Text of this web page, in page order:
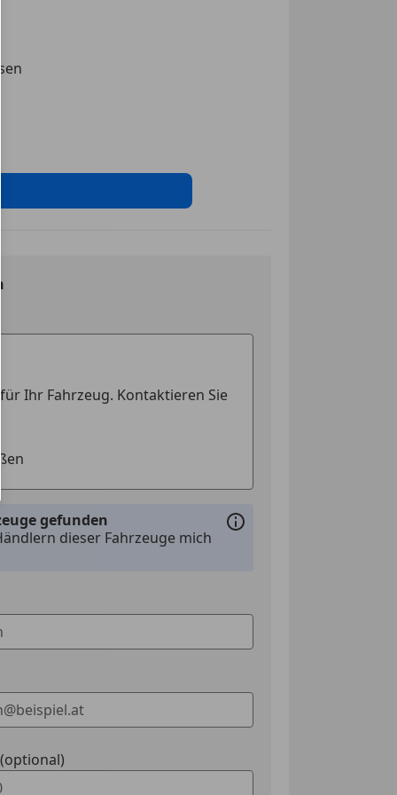
integriert
Kombiinstrument
gefunden
dieser Fahrzeuge mich